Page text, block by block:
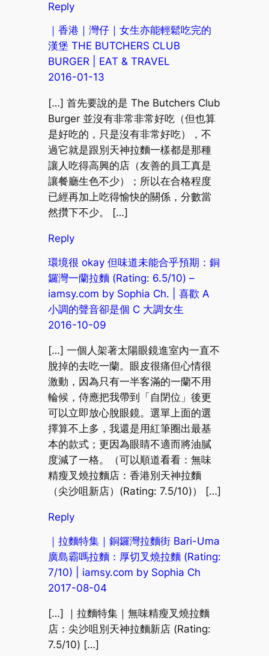
Reply
｜香港｜灣仔｜女生亦能輕鬆吃完的
漢堡 THE BUTCHERS CLUB
BURGER | EAT & TRAVEL
2016-01-13
[…] 首先要說的是 The Butchers Club
Burger 並沒有非常非常好吃（但也算
是好吃的，只是沒有非常好吃），不
過它就是跟別天神拉麵一樣都是那種
讓人吃得高興的店（友善的員工真是
讓餐廳生色不少）；所以在合格程度
已經再加上吃得愉快的關係，分數當
然攢下不少。 […]
Reply
環境很 okay 但味道未能合乎預期：銅
鑼灣一蘭拉麵 (Rating: 6.5/10) –
iamsy.com by Sophia Ch. | 喜歡 A
小調的聲音卻是個 C 大調女生
2016-10-09
[…] 一個人架著太陽眼鏡進室內一直不
脫掉的去吃一蘭。眼皮很痛但心情很
激動，因為只有一半客滿的一蘭不用
輪候，侍應把我帶到「自閉位」後更
可以立即放心脫眼鏡。選單上面的選
擇算不上多，我還是用紅筆圈出最基
本的款式；更因為眼睛不適而將油膩
度減了一格。（可以順道看看：無味
精瘦叉燒拉麵店：香港別天神拉麵
（尖沙咀新店）(Rating: 7.5/10)） […]
Reply
｜拉麵特集｜銅鑼灣拉麵街 Bari-Uma
廣島霸嗎拉麵：厚切叉燒拉麵 (Rating:
7/10) | iamsy.com by Sophia Ch
2017-08-04
[…] ｜拉麵特集｜無味精瘦叉燒拉麵
店：尖沙咀別天神拉麵新店 (Rating:
7.5/10) […]